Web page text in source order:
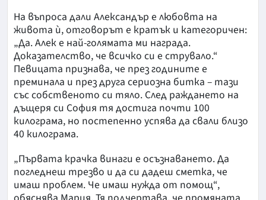
На въпроса дали Александър е любовта на
живота ѝ, отговорът е кратък и категоричен:
„Да. Алек е най-голямата ми награда.
Доказателство, че всичко си е струвало.“
Певицата признава, че през годините е
преминала и през друга сериозна битка – тази
със собственото си тяло. След раждането на
дъщеря си София тя достига почти 100
килограма, но постепенно успява да свали близо
40 килограма.
„Първата крачка винаги е осъзнаването. Да
погледнеш трезво и да си дадеш сметка, че
имаш проблем. Че имаш нужда от помощ“,